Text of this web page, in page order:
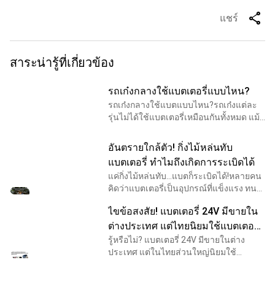
แชร์ share
สาระน่ารู้ที่เกี่ยวข้อง
รถเก๋งกลางใช้แบตเตอรี่แบบไหน?
รถเก๋งกลางใช้แบตแบบไหน?รถเก๋งแต่ละ
รุ่นไม่ได้ใช้แบตเตอรี่เหมือนกันทั้งหมด แม้
อุปกรณ์อำนวยความสะดวก และ
เทคโนโลยีภายในรถ ทำใ
อันตรายใกล้ตัว! กิ่งไม้หล่นทับ
แบตเตอรี่ ทำไมถึงเกิดการระเบิดได้
แค่กิ่งไม้หล่นทับ...แบตก็ระเบิดได้!หลายคน
คิดว่าแบตเตอรี่เป็นอุปกรณ์ที่แข็งแรง ทน
หากแบตเตอรี่ได้รับแรงกระแทกอย่าง
รุนแรงจากวัต
ไขข้อสงสัย! แบตเตอรี่ 24V มีขายใน
ต่างประเทศ แต่ไทยนิยมใช้แบตเตอรี่
12V ต่อเป็น 24V
รู้หรือไม่? แบตเตอรี่ 24V มีขายในต่าง
ประเทศ แต่ในไทยส่วนใหญ่นิยมใช้